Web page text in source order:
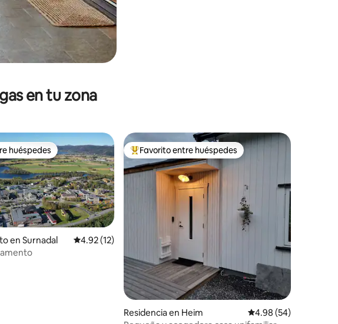
en tu zona
5; 170 evaluaciones
huéspedes
huéspedes
en Surnadal Calificación promedio: 4.92 de 5; 12 evaluaciones
4.92 (12)
De los mejores en Favorito entre huéspedes
Favorito entre huéspedes
Residencia en Heim Calificación
4.98 (54)